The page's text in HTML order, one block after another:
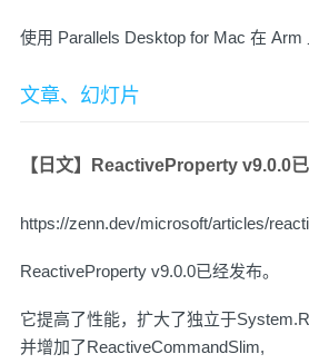
使用 Parallels Desktop for Mac 在 Arm
文章、幻灯片
【日文】ReactiveProperty v9.0.0
https://zenn.dev/microsoft/articles/
ReactiveProperty v9.0.0已经发布。
它提高了性能，扩大了独立于
并增加了ReactiveCommandSlim,